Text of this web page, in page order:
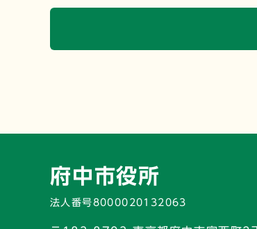
府中市役所
法人番号8000020132063